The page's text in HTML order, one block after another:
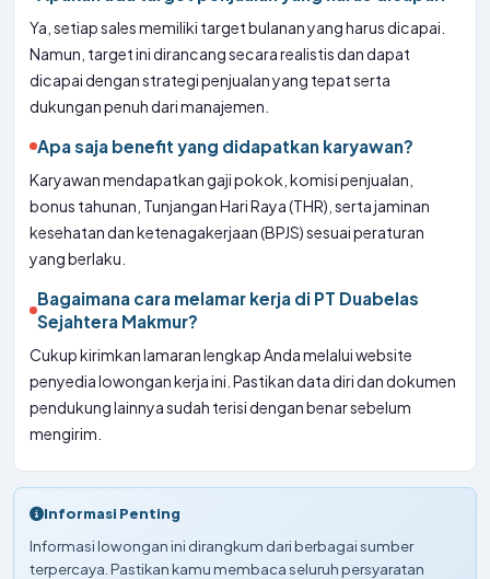
Ya, setiap sales memiliki target bulanan yang harus dicapai.
Namun, target ini dirancang secara realistis dan dapat
dicapai dengan strategi penjualan yang tepat serta
dukungan penuh dari manajemen.
Apa saja benefit yang didapatkan karyawan?
Karyawan mendapatkan gaji pokok, komisi penjualan,
bonus tahunan, Tunjangan Hari Raya (THR), serta jaminan
kesehatan dan ketenagakerjaan (BPJS) sesuai peraturan
yang berlaku.
Bagaimana cara melamar kerja di PT Duabelas
Sejahtera Makmur?
Cukup kirimkan lamaran lengkap Anda melalui website
penyedia lowongan kerja ini. Pastikan data diri dan dokumen
pendukung lainnya sudah terisi dengan benar sebelum
mengirim.
Informasi Penting
Informasi lowongan ini dirangkum dari berbagai sumber
terpercaya. Pastikan kamu membaca seluruh persyaratan